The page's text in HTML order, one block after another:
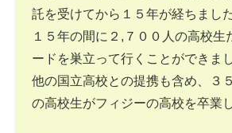
託を受けてから１５年が経ちました
１５年の間に２,７００人の高校生
ードを巣立って行くことができまし
他の国立高校との提携も含め、３
の高校生がフィジーの高校を卒業